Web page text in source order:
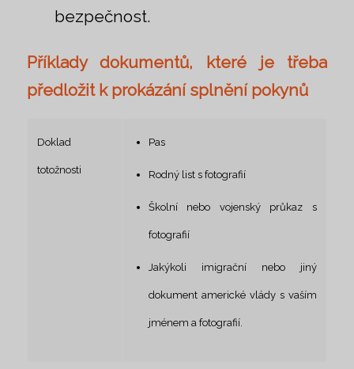
bezpečnost.
Příklady dokumentů, které je třeba
předložit k prokázání splnění pokynů
Doklad
totožnosti
Pas
Rodný list s fotografií
Školní nebo vojenský průkaz s
fotografií
Jakýkoli imigrační nebo jiný
dokument americké vlády s vaším
jménem a fotografií.